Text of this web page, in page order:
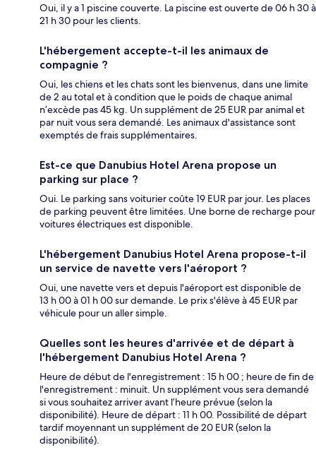
Oui, il y a 1 piscine couverte. La piscine est ouverte de 06 h 30 à
21 h 30 pour les clients.
L'hébergement accepte-t-il les animaux de
compagnie ?
Oui, les chiens et les chats sont les bienvenus, dans une limite
de 2 au total et à condition que le poids de chaque animal
n’excède pas 45 kg. Un supplément de 25 EUR par animal et
par nuit vous sera demandé. Les animaux d'assistance sont
exemptés de frais supplémentaires.
Est-ce que Danubius Hotel Arena propose un
parking sur place ?
Oui. Le parking sans voiturier coûte 19 EUR par jour. Les places
de parking peuvent être limitées. Une borne de recharge pour
voitures électriques est disponible.
L'hébergement Danubius Hotel Arena propose-t-il
un service de navette vers l'aéroport ?
Oui, une navette vers et depuis l'aéroport est disponible de
13 h 00 à 01 h 00 sur demande. Le prix s'élève à 45 EUR par
véhicule pour un aller simple.
Quelles sont les heures d'arrivée et de départ à
l'hébergement Danubius Hotel Arena ?
Heure de début de l'enregistrement : 15 h 00 ; heure de fin de
l'enregistrement : minuit. Un supplément vous sera demandé
si vous souhaitez arriver avant l’heure prévue (selon la
disponibilité). Heure de départ : 11 h 00. Possibilité de départ
tardif moyennant un supplément de 20 EUR (selon la
disponibilité).